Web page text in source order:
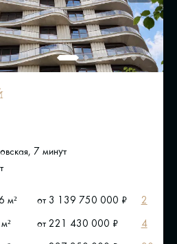
7 минут
м² от 3 139 750 000 ₽
2
от 221 430 000 ₽
4